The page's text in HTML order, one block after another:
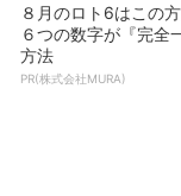
８月のロト6はこの
６つの数字が『完全
方法
PR(株式会社MURA)